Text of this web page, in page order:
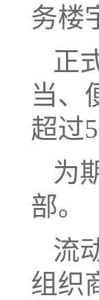
务楼
正
当、
超过5
为
部。
流
组织